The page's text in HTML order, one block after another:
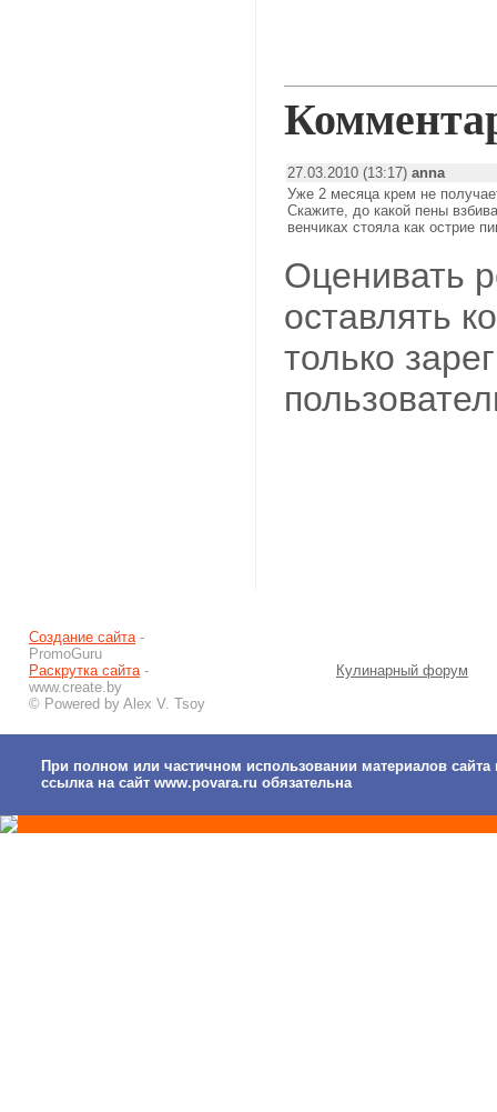
27.03.2010 (13:17) anna
Уже 2 месяца крем не
Скажите, до какой пены
венчиках стояла как острие
Оценивать
оставлять
только
Создание сайта-
PromoGuru
Раскрутка сайта-
www.create.by
© Powered by Alex V. Tsoy
Кулинарный форум
При полном или частичном использовании материалов сайта
ссылка на сайт www.povara.ru обязательна